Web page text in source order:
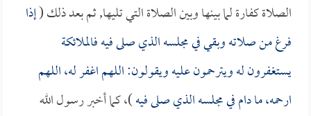
الصلاة كفارة لما بينها وبين الصلاة التي تليها, ثم بعد ذلك (إذا
فرغ من صلاته وبقي في مجلسه الذي صلى فيه فالملائكة
يستغفرون له ويترحمون عليه ويقولون: اللهم اغفر له، اللهم
ارحمه، ما دام في مجلسه الذي صلى فيه)، كما أخبر رسول الله